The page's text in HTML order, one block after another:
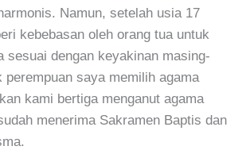
Namun, setelah usia 17
kebebasan oleh orang tua untuk
sesuai dengan keyakinan masing-
perempuan saya memilih agama
kami bertiga menganut agama
menerima Sakramen Baptis dan